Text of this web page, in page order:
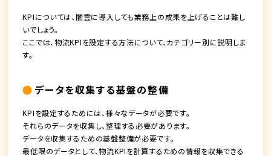
KPIについては、闇雲に導入しても業務上の成果を上げることは難し
いでしょう。
ここでは、物流KPIを設定する方法について、カテゴリー別に説明しま
す。
データを収集する基盤の整備
KPIを設定するためには、様々なデータが必要です。
それらのデータを収集し、整理する必要があります。
データを収集するための基盤整備が必要です。
最低限のデータとして、物流KPIを計算するための情報を収集できる